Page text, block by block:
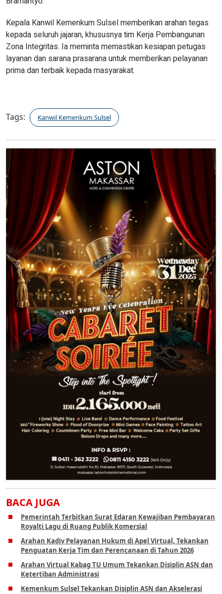
Kepala Kanwil Kemenkum Sulsel memberikan arahan tegas
kepada seluruh jajaran, khususnya tim Kerja Pembangunan
Zona Integritas. Ia meminta memastikan kesiapan petugas
layanan dan sarana prasarana untuk memberikan pelayanan
prima dan terbaik kepada masyarakat.
Tags: Kanwil Kemenkum Sulsel
BACA JUGA
Pemerintah Terbitkan Surat Edaran Kewajiban Pembayaran
Royalti Lagu di Ruang Publik Komersial
Arahan Kadiv Pelayanan Hukum di Apel Virtual, Tekankan
Penguatan Kerja Tim dan Perencanaan di Tahun 2026
Arahan Virtual Kabag TU Umum Tekankan Disiplin ASN dan
Ketertiban Administrasi
Kemenkum Sulsel Tekankan Disiplin ASN dan Akselerasi